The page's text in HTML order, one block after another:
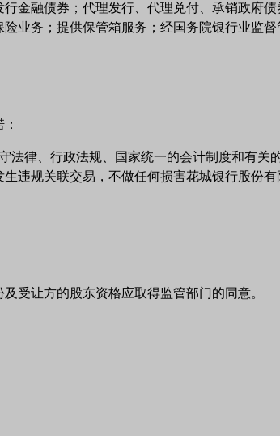
金融债券；代理发行、代理兑付、承销政府
业务；提供保管箱服务；经国务院银行业监督
律、行政法规、国家统一的会计制度和有关
违规关联交易，不做任何损害花城银行股份
受让方的股东资格应取得监管部门的同意。